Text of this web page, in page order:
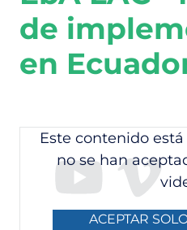
de
en
Este contenido
no se han
ACEPTAR